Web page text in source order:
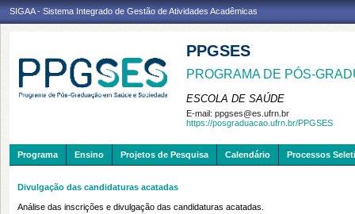
SIGAA - Sistema Integrado de Gestão de Atividades Acadêmicas
PPGSES
PROGRAMA DE PÓS-
ESCOLA DE SAÚDE
E-mail: ppgses@es.ufrn.br
https://posgraduacao.ufrn.br/PPGSES
Programa Ensino Projetos de Pesquisa Calendário Processos
Divulgação das candidaturas acatadas
Análise das inscrições e divulgação das candidaturas acatadas.